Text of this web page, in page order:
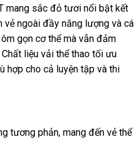
mang sắc đỏ tươi nổi bật kết
vẻ ngoài đầy năng lượng và cá
gọn cơ thể mà vẫn đảm
liệu vải thể thao tối ưu
hợp cho cả luyện tập và thi
tương phản, mang đến vẻ thể